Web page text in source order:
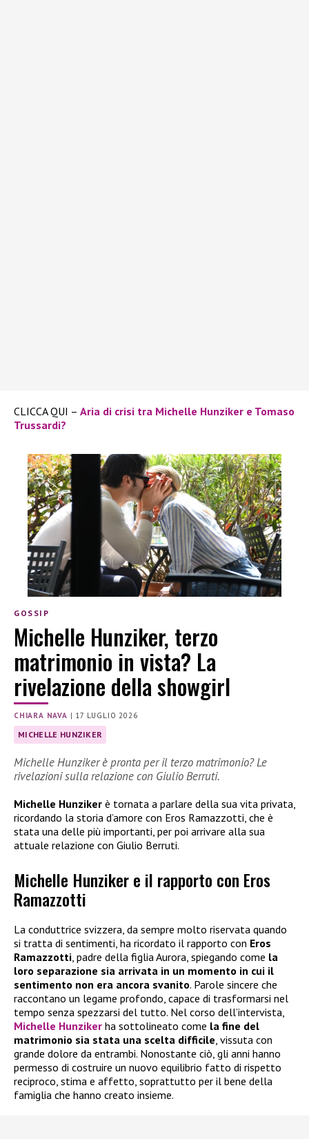
CLICCA QUI – Aria di crisi tra Michelle Hunziker e Tomaso
Trussardi?
GOSSIP
Michelle Hunziker, terzo
matrimonio in vista? La
rivelazione della showgirl
CHIARA NAVA | 17 LUGLIO 2026
MICHELLE HUNZIKER
Michelle Hunziker è pronta per il terzo matrimonio? Le
rivelazioni sulla relazione con Giulio Berruti.
Michelle Hunziker è tornata a parlare della sua vita privata,
ricordando la storia d’amore con Eros Ramazzotti, che è
stata una delle più importanti, per poi arrivare alla sua
attuale relazione con Giulio Berruti.
Michelle Hunziker e il rapporto con Eros
Ramazzotti
La conduttrice svizzera, da sempre molto riservata quando
si tratta di sentimenti, ha ricordato il rapporto con Eros
Ramazzotti, padre della figlia Aurora, spiegando come la
loro separazione sia arrivata in un momento in cui il
sentimento non era ancora svanito. Parole sincere che
raccontano un legame profondo, capace di trasformarsi nel
tempo senza spezzarsi del tutto. Nel corso dell’intervista,
Michelle Hunziker ha sottolineato come la fine del
matrimonio sia stata una scelta difficile, vissuta con
grande dolore da entrambi. Nonostante ciò, gli anni hanno
permesso di costruire un nuovo equilibrio fatto di rispetto
reciproco, stima e affetto, soprattutto per il bene della
famiglia che hanno creato insieme.